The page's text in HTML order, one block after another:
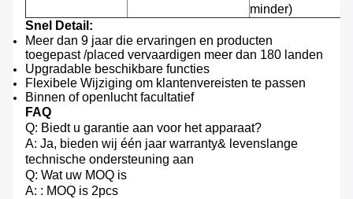
minder)
Snel Detail:
Meer dan 9 jaar die ervaringen en producten
toegepast /placed vervaardigen meer dan 180 landen
Upgradable beschikbare functies
Flexibele Wijziging om klantenvereisten te passen
Binnen of openlucht facultatief
FAQ
Q: Biedt u garantie aan voor het apparaat?
A: Ja, bieden wij één jaar warranty& levenslange
technische ondersteuning aan
Q: Wat uw MOQ is
A: : MOQ is 2pcs